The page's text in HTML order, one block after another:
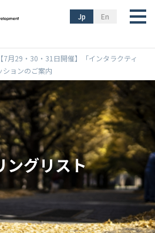
En
Jp
【7月29・30・31日開催】「インタラクティ
ションのご案内
ングリスト